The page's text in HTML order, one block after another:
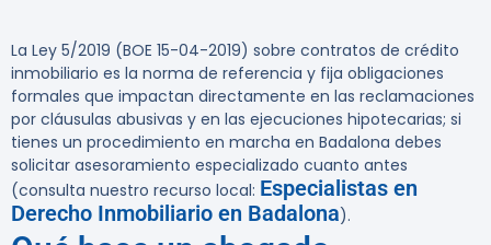
La Ley 5/2019 (BOE 15-04-2019) sobre contratos de crédito
inmobiliario es la norma de referencia y fija obligaciones
formales que impactan directamente en las reclamaciones
por cláusulas abusivas y en las ejecuciones hipotecarias; si
tienes un procedimiento en marcha en Badalona debes
solicitar asesoramiento especializado cuanto antes
(consulta nuestro recurso local: Especialistas en
Derecho Inmobiliario en Badalona).